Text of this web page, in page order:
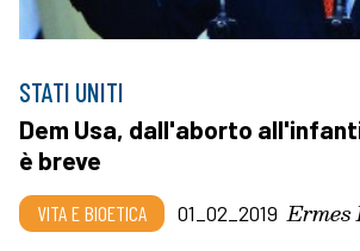
STATI UNITI
Dem Usa, dall'aborto
è breve
VITA E BIOETICA 01_02_2019 Ermes